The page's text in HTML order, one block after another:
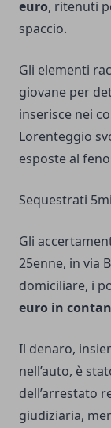
euro, ritenuti
spaccio.
Gli elementi
giovane per
inserisce nei
Lorenteggio
esposte al
Sequestrati
Gli
25enne, in via
domiciliare, i
euro in
Il denaro,
nell’auto, è
dell’arrestato
giudiziaria,